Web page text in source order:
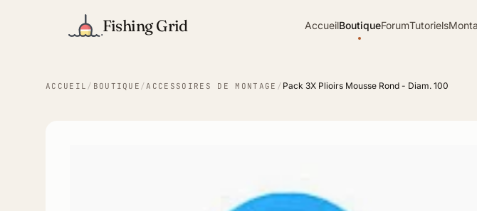
Fishing Grid AccueilBoutiqueForumTutoriels
ACCUEIL / BOUTIQUE /ACCESSOIRES DE MONTAGE / Pack 3X Plioirs Mousse Rond - Diam. 100